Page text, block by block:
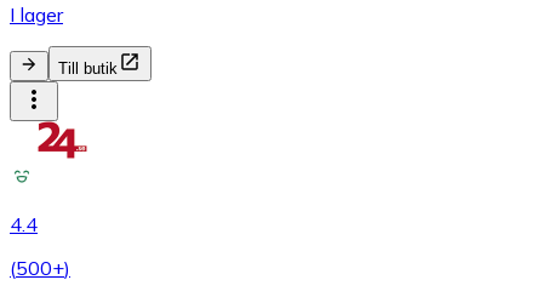
I lager
Till butik
4.4
(500+)